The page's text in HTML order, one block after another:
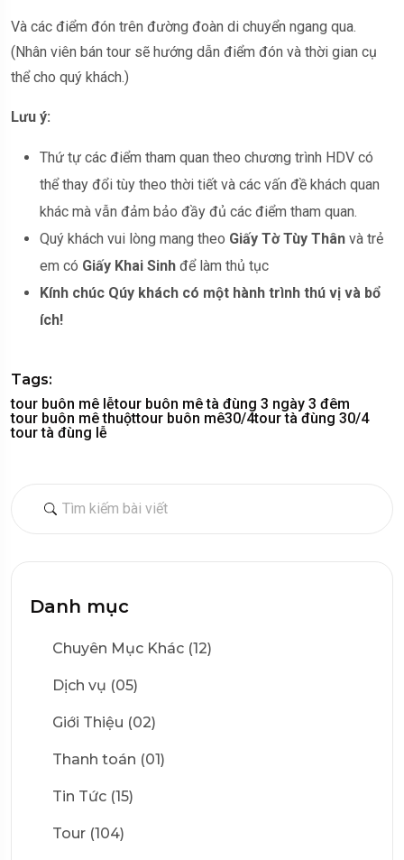
Danh mục
Chuyên Mục Khác (12)
Dịch vụ (05)
Giới Thiệu (02)
Thanh toán (01)
Tin Tức (15)
Tour (104)
Và các điểm đón trên đường đoàn di chuyển ngang qua.
(Nhân viên bán tour sẽ hướng dẫn điểm đón và thời gian cụ
thể cho quý khách.)
Lưu ý:
Thứ tự các điểm tham quan theo chương trình HDV có
thể thay đổi tùy theo thời tiết và các vấn đề khách quan
khác mà vẫn đảm bảo đầy đủ các điểm tham quan.
Quý khách vui lòng mang theo Giấy Tờ Tùy Thân và trẻ
em có Giấy Khai Sinh để làm thủ tục
Kính chúc Qúy khách có một hành trình thú vị và bổ
ích!
Tags:
tour buôn mê lễtour buôn mê tà đùng 3 ngày 3 đêm
tour buôn mê thuộttour buôn mê30/4tour tà đùng 30/4
tour tà đùng lễ